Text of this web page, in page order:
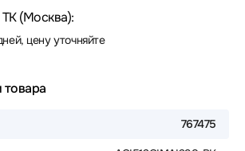
(Москва):
цену уточняйте
товара
767475